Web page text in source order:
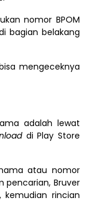
nomor BPOM
bagian belakang
mengeceknya
adalah lewat
di Play Store
atau nomor
pencarian, Bruver
kemudian rincian